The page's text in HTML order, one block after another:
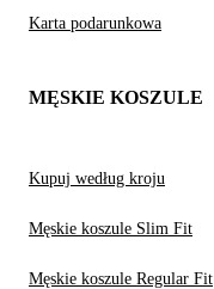
Karta podarunkowa
MĘSKIE KOSZULE
Kupuj według kroju
Męskie koszule Slim Fit
Męskie koszule Regular Fit